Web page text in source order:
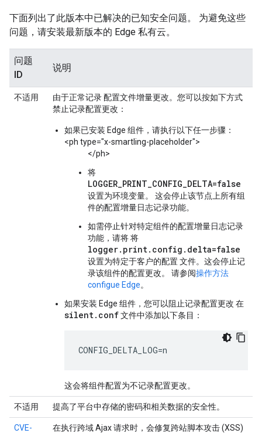
下面列出了此版本中已解决的已知安全问题。 为避免这些
问题，请安装最新版本的 Edge 私有云。
问题
ID
说明
不适用
由于正常记录 配置文件增量更改。您可以按如下方式
禁止记录配置更改：
如果已安装 Edge 组件，请执行以下任一步骤：
<ph type="x-smartling-placeholder">
</ph>
将
LOGGER_PRINT_CONFIG_DELTA=false
设置为环境变量。 这会停止该节点上所有组
件的配置增量日志记录功能。
如需停止针对特定组件的配置增量日志记录
功能，请将 将
logger.print.config.delta=false
设置为特定于客户的配置 文件。这会停止记
录该组件的配置更改。 请参阅操作方法
configue Edge。
如果安装 Edge 组件，您可以阻止记录配置更改 在
silent.conf文件中添加以下条目：
CONFIG_DELTA_LOG=n
这会将组件配置为不记录配置更改。
不适用 提高了平台中存储的密码和相关数据的安全性。
CVE-
在执行跨域 Ajax 请求时，会修复跨站脚本攻击 (XSS)